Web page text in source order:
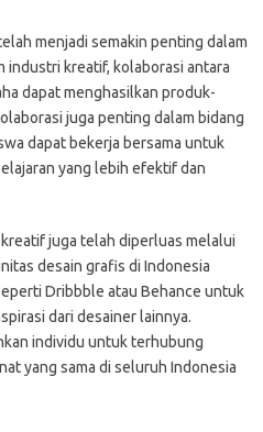
menjadi semakin penting dalam
industri kreatif, kolaborasi antara
dapat menghasilkan produk-
juga penting dalam bidang
dapat bekerja bersama untuk
yang lebih efektif dan
juga telah diperluas melalui
desain grafis di Indonesia
Dribbble atau Behance untuk
dari desainer lainnya.
individu untuk terhubung
yang sama di seluruh Indonesia